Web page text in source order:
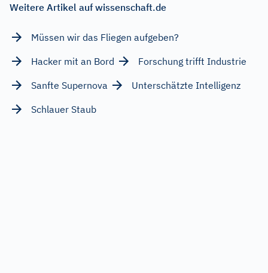
Weitere Artikel auf wissenschaft.de
Müssen wir das Fliegen aufgeben?
Hacker mit an Bord
Forschung trifft Industrie
Sanfte Supernova
Unterschätzte Intelligenz
Schlauer Staub